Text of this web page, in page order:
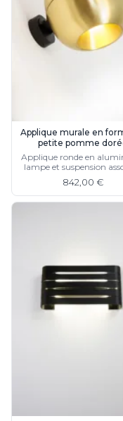
Applique murale en
petite pomme
Applique ronde en
lampe et suspension
842,00 €